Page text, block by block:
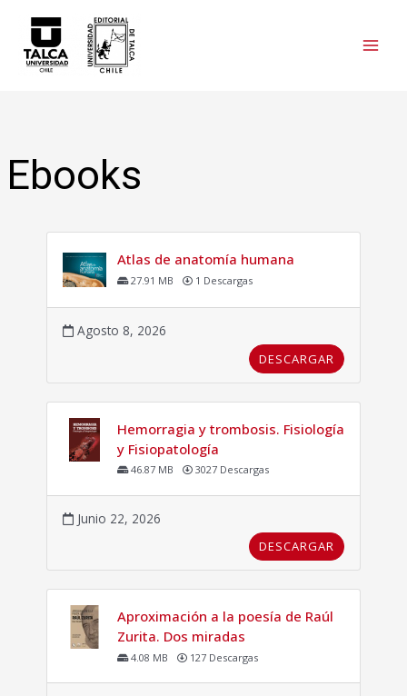
Ebooks
Atlas de anatomía humana
27.91 MB 1 Descargas
Agosto 8, 2026
DESCARGAR
Hemorragia y trombosis. Fisiología
y Fisiopatología
46.87 MB 3027 Descargas
Junio 22, 2026
DESCARGAR
Aproximación a la poesía de Raúl
Zurita. Dos miradas
4.08 MB 127 Descargas